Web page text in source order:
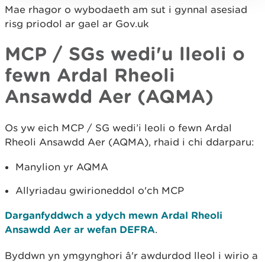
Mae rhagor o wybodaeth am sut i gynnal asesiad
risg priodol ar gael ar Gov.uk
MCP / SGs wedi'u lleoli o
fewn Ardal Rheoli
Ansawdd Aer (AQMA)
Os yw eich MCP / SG wedi’i leoli o fewn Ardal
Rheoli Ansawdd Aer (AQMA), rhaid i chi ddarparu:
Manylion yr AQMA
Allyriadau gwirioneddol o'ch MCP
Darganfyddwch a ydych mewn Ardal Rheoli
Ansawdd Aer ar wefan DEFRA.
Byddwn yn ymgynghori â'r awdurdod lleol i wirio a